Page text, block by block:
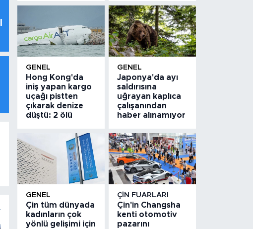
GENEL
Hong Kong'da
iniş yapan kargo
uçağı pistten
çıkarak denize
düştü: 2 ölü
GENEL
Japonya'da ayı
saldırısına
uğrayan kaplıca
çalışanından
haber alınamıyor
GENEL
Çin tüm dünyada
kadınların çok
yönlü gelişimi için
ÇIN FUARLARI
Çin'in Changsha
kenti otomotiv
pazarını